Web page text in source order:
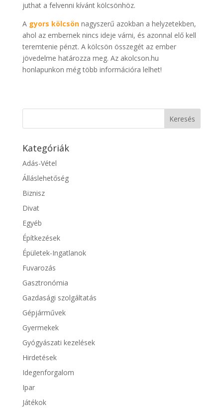
juthat a felvenni kívánt kölcsönhöz.
A gyors kölcsönnagyszerű azokban a helyzetekben,
ahol az embernek nincs ideje várni, és azonnal elő kell
teremtenie pénzt. A kölcsön összegét az ember
jövedelme határozza meg. Az akolcson.hu
honlapunkon még több információra lelhet!
Kategóriák
Adás-Vétel
Álláslehetőség
Biznisz
Divat
Egyéb
Építkezések
Épületek-Ingatlanok
Fuvarozás
Gasztronómia
Gazdasági szolgáltatás
Gépjárművek
Gyermekek
Gyógyászati kezelések
Hirdetések
Idegenforgalom
Ipar
Játékok